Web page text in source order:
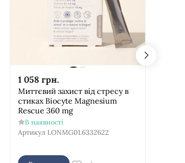
1 058 грн.
Миттєвий захист від стресу в
стиках Biocyte Magnesium
Rescue 360 mg
В наявності
Артикул LONMG01.6332622